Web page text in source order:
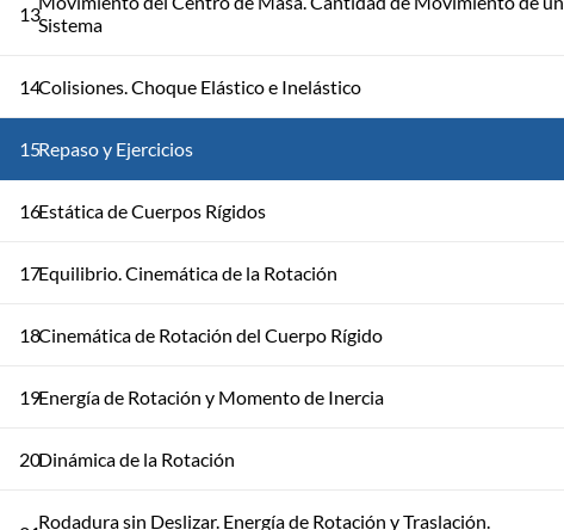
13Sistema
14Colisiones. Choque Elástico e Inelástico
15Repaso y Ejercicios
16Estática de Cuerpos Rígidos
17Equilibrio. Cinemática de la Rotación
18Cinemática de Rotación del Cuerpo Rígido
19Energía de Rotación y Momento de Inercia
20Dinámica de la Rotación
Rodadura sin Deslizar. Energía de Rotación y Traslación.